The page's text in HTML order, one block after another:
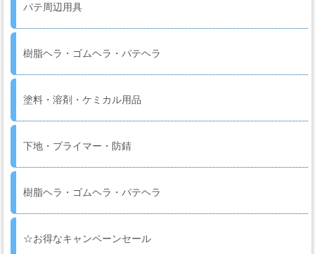
ス
プ
ガ
ン
ア
ブ
シ
パテ周辺用具
樹脂ヘラ・ゴムヘラ・パテヘラ
塗料・溶剤・ケミカル用品
下地・プライマー・防錆
樹脂ヘラ・ゴムヘラ・パテヘラ
☆お得なキャンペーンセール